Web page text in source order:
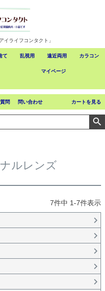
イライフコンタクト」
て 乱視用 遠近両用 カラコン
マイページ
問 問い合わせ カートを見る
ルレンズ
7件中 1-7件表示